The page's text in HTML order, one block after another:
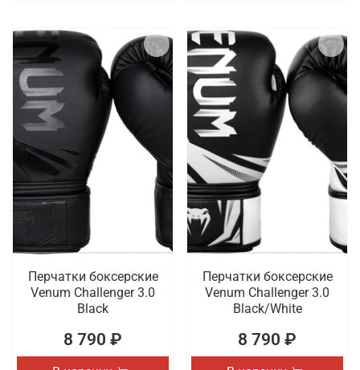
Перчатки боксерские
Venum Challenger 3.0
Black
8 790 ₽
Перчатки боксерские
Venum Challenger 3.0
Black/White
8 790 ₽